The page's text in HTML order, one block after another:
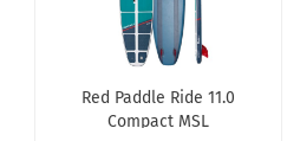
Red Paddle Ride 11.0
Compact MSL